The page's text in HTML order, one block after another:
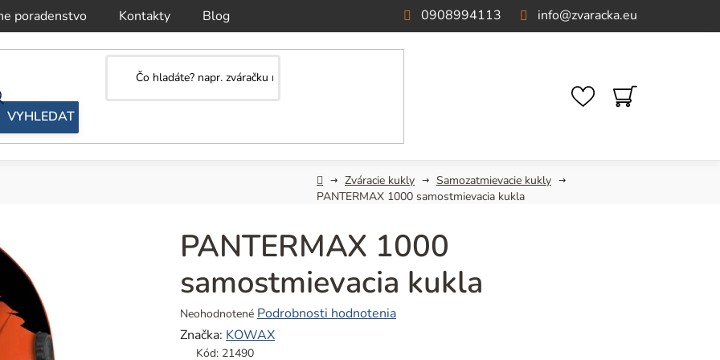
poradenstvo Kontakty Blog info@zvaracka.eu
0908994113
NÁKUPNÝ
KOŠÍK
DomovZváracie kukly
Samozatmievacie kukly
PANTERMAX 1000 samostmievacia kukla
PANTERMAX 1000
samostmievacia kukla
Priemerné
hodnotenie
produktu
Neohodnotené Podrobnosti hodnotenia
Značka: KOWAX
Kód: 21490